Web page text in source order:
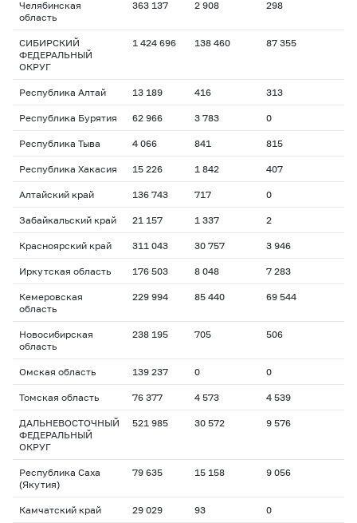
Челябинская
область
363 137 2 908 298
СИБИРСКИЙ
ФЕДЕРАЛЬНЫЙ
ОКРУГ
1 424 696 138 460 87 355
Республика Алтай 13 189 416 313
Республика Бурятия 62 966 3 783 0
Республика Тыва 4 066 841 815
Республика Хакасия 15 226 1 842 407
Алтайский край 136 743 717 0
Забайкальский край 21 157 1 337 2
Красноярский край 311 043 30 757 3 946
Иркутская область 176 503 8 048 7 283
Кемеровская
область
229 994 85 440 69 544
Новосибирская
область
238 195 705 506
Омская область 139 237 0 0
Томская область 76 377 4 573 4 539
ДАЛЬНЕВОСТОЧНЫЙ
ФЕДЕРАЛЬНЫЙ
ОКРУГ
521 985 30 572 9 576
Республика Саха
(Якутия)
79 635 15 158 9 056
Камчатский край 29 029 93 0